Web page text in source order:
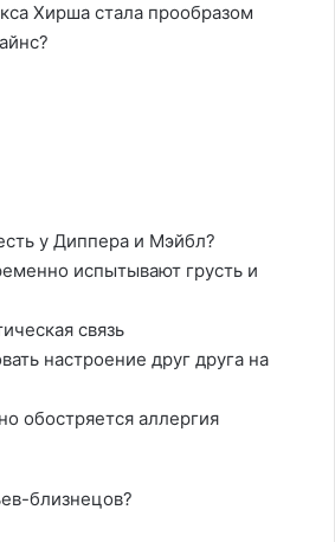
Хирша стала прообразом
у Диппера и Мэйбл?
испытывают грусть и
связь
настроение друг друга на
обостряется аллергия
близнецов?